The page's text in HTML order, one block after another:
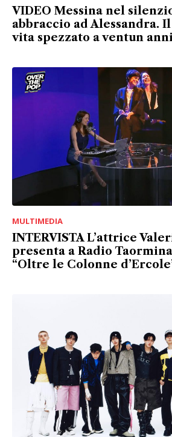
VIDEO Messina nel
abbraccio ad Alessandra.
vita spezzato a ventun
MULTIMEDIA
INTERVISTA L’attrice
presenta a Radio
“Oltre le Colonne